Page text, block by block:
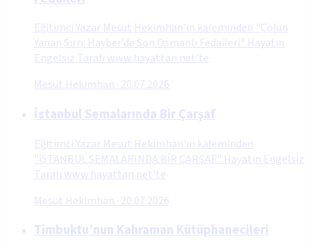
Eğitimci Yazar Mesut Hekimhan'ın kaleminden "Çölün
Yanan Sırrı: Hayber’de Son Osmanlı Fedaileri" Hayatın
Engelsiz Tarafı www.hayattan.net'te
Mesut Hekimhan · 20.07.2026
İstanbul Semalarında Bir Çarşaf
Eğitimci Yazar Mesut Hekimhan'ın kaleminden
"İSTANBUL SEMALARINDA BİR ÇARŞAF" Hayatın Engelsiz
Tarafı www.hayattan.net'te
Mesut Hekimhan · 20.07.2026
Timbuktu’nun Kahraman Kütüphanecileri